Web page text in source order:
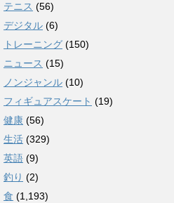
テニス (56)
デジタル (6)
トレーニング (150)
ニュース (15)
ノンジャンル (10)
フィギュアスケート (19)
健康 (56)
生活 (329)
英語 (9)
釣り (2)
食 (1,193)